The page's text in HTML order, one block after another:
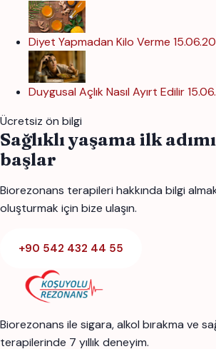
Diyet Yapmadan Kilo Verme
Duygusal Açlık Nasıl Ayırt Edilir
Ücretsiz ön bilgi
Sağlıklı yaşama ilk
başlar
Biorezonans terapileri hakkında bilgi
oluşturmak için bize ulaşın.
+90 542 432 44 55
Biorezonans ile sigara, alkol bırakma ve
terapilerinde 7 yıllık deneyim.